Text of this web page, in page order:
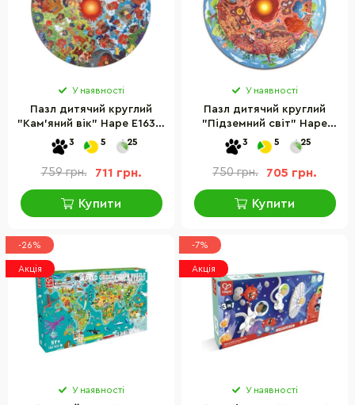
У наявності
Пазл дитячий круглий
"Кам'яний вік" Hape E1638,
100 елементів
3 5 25
759 грн. 711 грн.
Купити
У наявності
Пазл дитячий круглий
"Підземний світ" Hape
E1637, 36 елементів
3 5 25
750 грн. 705 грн.
Купити
-26%
Акція
У наявності
-7%
Акція
У наявності